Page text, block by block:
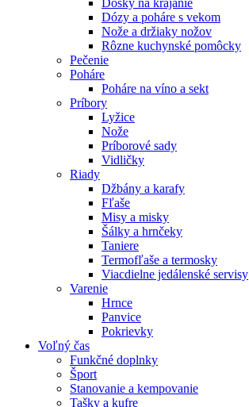
Dózy a poháre s vekom
Nože a držiaky nožov
Rôzne kuchynské pomôcky
Pečenie
Poháre
Poháre na víno a sekt
Príbory
Lyžice
Nože
Príborové sady
Vidličky
Riady
Džbány a karafy
Fľaše
Misy a misky
Šálky a hrnčeky
Taniere
Termofľaše a termosky
Viacdielne jedálenské servisy
Varenie
Hrnce
Panvice
Pokrievky
Voľný čas
Funkčné doplnky
Šport
Stanovanie a kempovanie
Tašky a kufre